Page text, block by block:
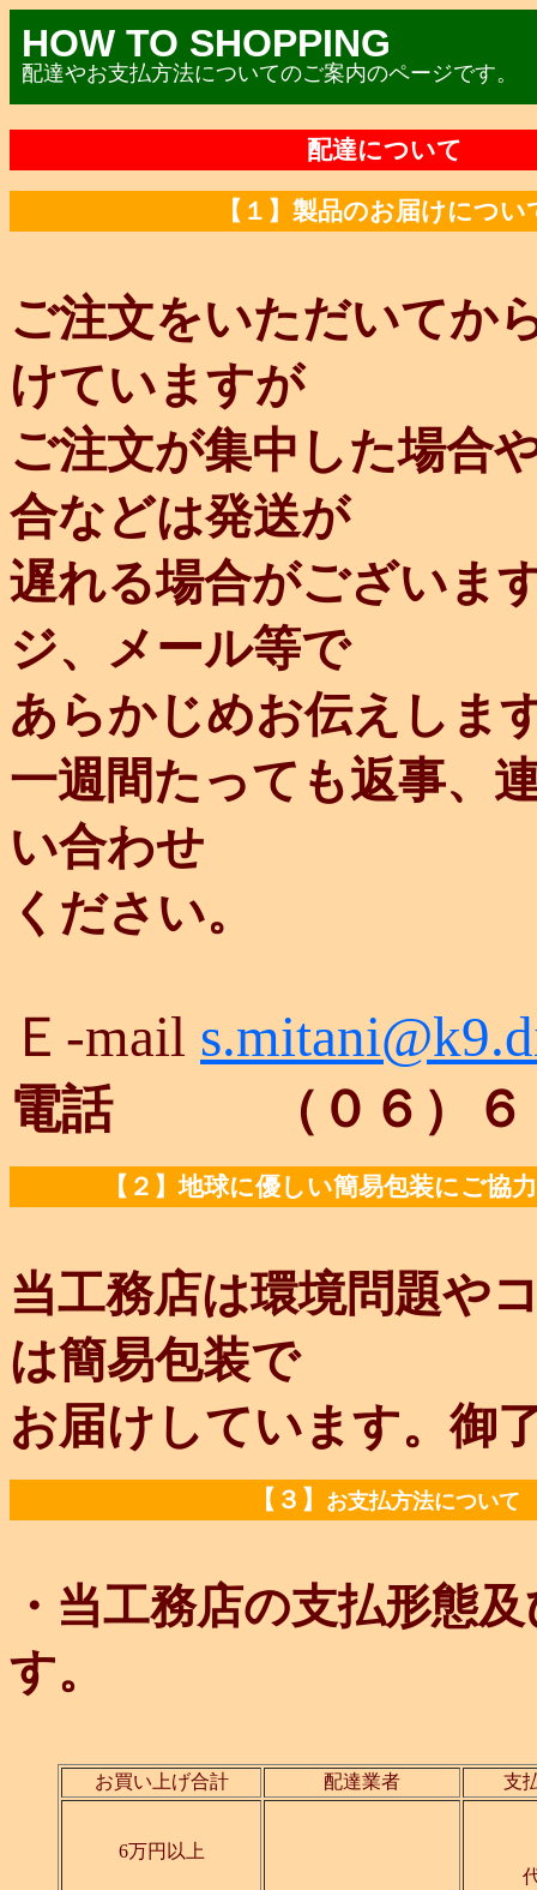
HOW TO SHOPPING
配達やお支払方法についてのご案内のページです。
配達について
【１】製品のお届けについ
ご注文をいただいてか
けていますが
ご注文が集中した場合
合などは発送が
遅れる場合がございま
ジ、メール等で
あらかじめお伝えしま
一週間たっても返事、
い合わせ
ください。
Ｅ-mail
電話 （０６）６
【２】地球に優しい簡易包装にご協
当工務店は環境問題や
は簡易包装で
お届けしています。御
【３】 お支払方法について
・当工務店の支払形態
す。
お買い上げ合計 配達業者 支
6万円以上